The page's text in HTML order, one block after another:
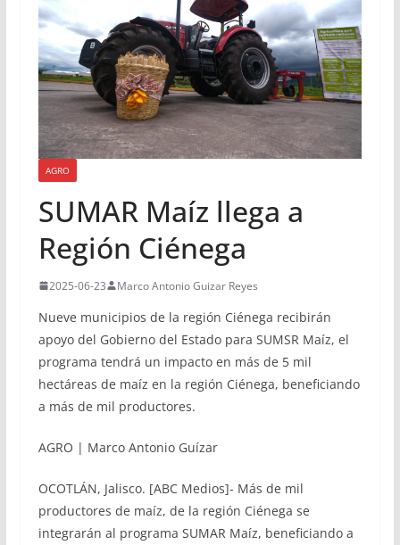
AGRO
SUMAR Maíz llega a
Región Ciénega
2025-06-23 Marco Antonio Guizar Reyes
Nueve municipios de la región Ciénega recibirán
apoyo del Gobierno del Estado para SUMSR Maíz, el
programa tendrá un impacto en más de 5 mil
hectáreas de maíz en la región Ciénega, beneficiando
a más de mil productores.
AGRO | Marco Antonio Guízar
OCOTLÁN, Jalisco. [ABC Medios]- Más de mil
productores de maíz, de la región Ciénega se
integrarán al programa SUMAR Maíz, beneficiando a